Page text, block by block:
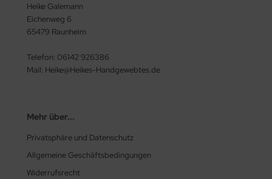
Heike Galemann
Eichenweg 6
65479 Raunheim
Telefon: 06142 926386
Mail: Heike@Heikes-Handgewebtes.de
Mehr über...
Privatsphäre und Datenschutz
Allgemeine Geschäftsbedingungen
Widerrufsrecht